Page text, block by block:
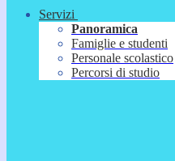
Servizi
Panoramica
Famiglie e studenti
Personale scolastico
Percorsi di studio